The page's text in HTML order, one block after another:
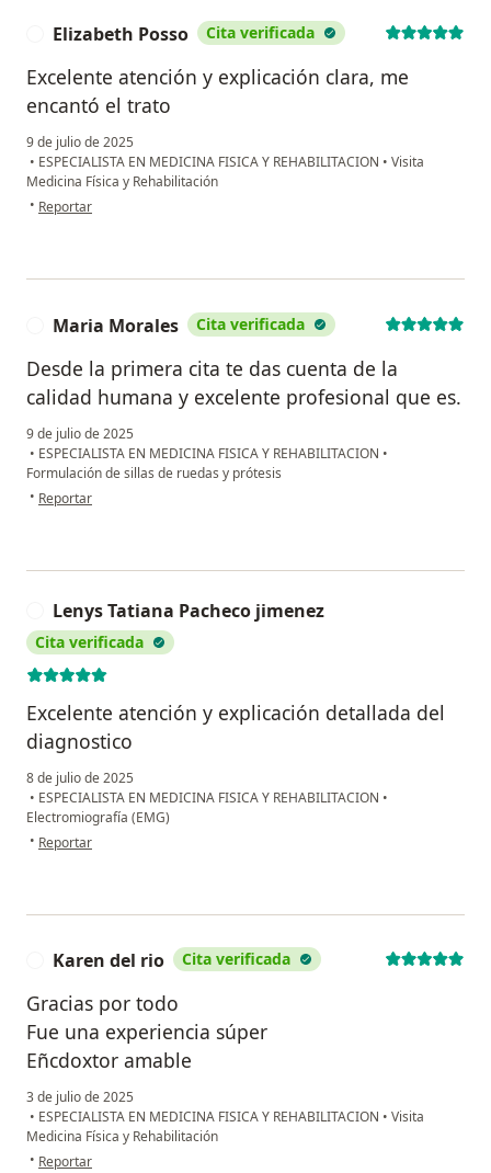
Elizabeth Posso Cita verificada
Excelente atención y explicación clara, me
encantó el trato
9 de julio de 2025
• ESPECIALISTA EN MEDICINA FISICA Y REHABILITACION • Visita
Medicina Física y Rehabilitación
• en opinión del usuario Elizabeth Posso
Reportar
Maria Morales Cita verificada
Desde la primera cita te das cuenta de la
calidad humana y excelente profesional que es.
9 de julio de 2025
• ESPECIALISTA EN MEDICINA FISICA Y REHABILITACION •
Formulación de sillas de ruedas y prótesis
• en opinión del usuario Maria Morales
Reportar
Lenys Tatiana Pacheco jimenez
Cita verificada
Excelente atención y explicación detallada del
diagnostico
8 de julio de 2025
• ESPECIALISTA EN MEDICINA FISICA Y REHABILITACION •
Electromiografía (EMG)
• en opinión del usuario Lenys Tatiana Pacheco jimenez
Reportar
Karen del rio Cita verificada
Gracias por todo
Fue una experiencia súper
Eñcdoxtor amable
3 de julio de 2025
• ESPECIALISTA EN MEDICINA FISICA Y REHABILITACION • Visita
Medicina Física y Rehabilitación
• en opinión del usuario Karen del rio
Reportar